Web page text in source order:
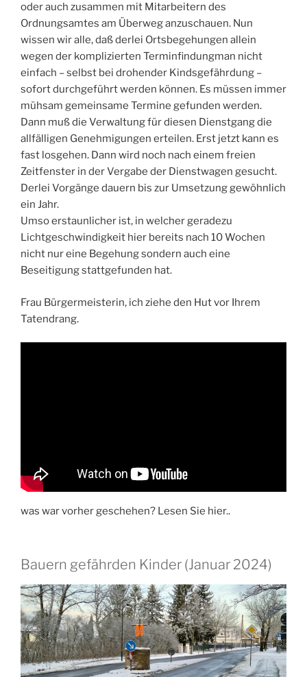
oder auch zusammen mit Mitarbeitern des
Ordnungsamtes am Überweg anzuschauen. Nun
wissen wir alle, daß derlei Ortsbegehungen allein
wegen der komplizierten Terminfindungman nicht
einfach – selbst bei drohender Kindsgefährdung –
sofort durchgeführt werden können. Es müssen immer
mühsam gemeinsame Termine gefunden werden.
Dann muß die Verwaltung für diesen Dienstgang die
allfälligen Genehmigungen erteilen. Erst jetzt kann es
fast losgehen. Dann wird noch nach einem freien
Zeitfenster in der Vergabe der Dienstwagen gesucht.
Derlei Vorgänge dauern bis zur Umsetzung gewöhnlich
ein Jahr.
Umso erstaunlicher ist, in welcher geradezu
Lichtgeschwindigkeit hier bereits nach 10 Wochen
nicht nur eine Begehung sondern auch eine
Beseitigung stattgefunden hat.
Frau Bürgermeisterin, ich ziehe den Hut vor Ihrem
Tatendrang.
was war vorher geschehen? Lesen Sie hier..
Bauern gefährden Kinder (Januar 2024)